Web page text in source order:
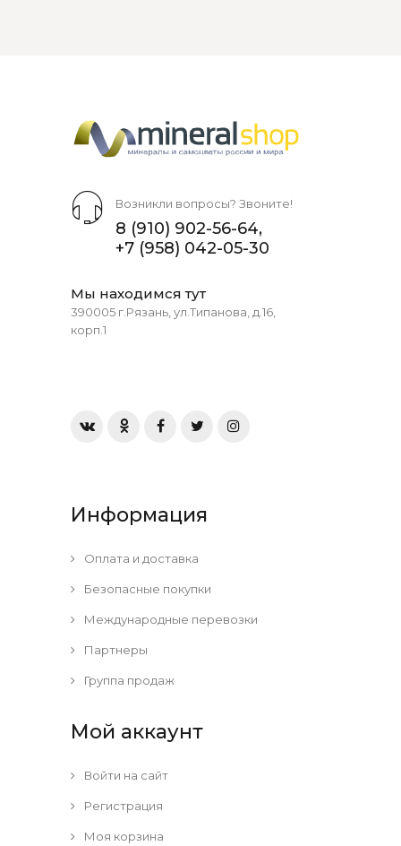
Возникли вопросы? Звоните!
8 (910) 902-56-64,
+7 (958) 042-05-30
Мы находимся тут
390005 г.Рязань, ул.Типанова, д.16,
корп.1
Информация
Оплата и доставка
Безопасные покупки
Международные перевозки
Партнеры
Группа продаж
Мой аккаунт
Войти на сайт
Регистрация
Моя корзина